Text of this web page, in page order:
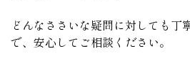
どんなささいな疑問に対しても丁
で、安心してご相談ください。